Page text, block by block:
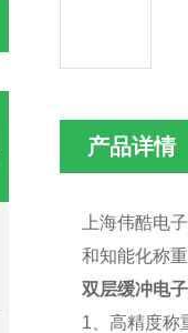
产品详情
上海伟酷电
和知能化称
双层缓冲电
1 、高精度